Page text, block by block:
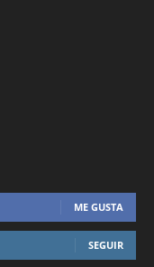
ME GUSTA
SEGUIR